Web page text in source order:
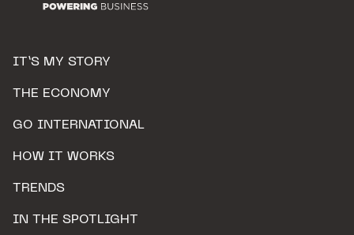
IT’S MY STORY
THE ECONOMY
GO INTERNATIONAL
HOW IT WORKS
TRENDS
IN THE SPOTLIGHT